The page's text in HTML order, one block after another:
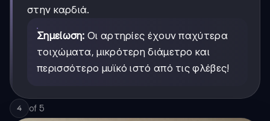
στην καρδιά.
Σημείωση: Οι αρτηρίες έχουν παχύτερα
τοιχώματα, μικρότερη διάμετρο και
περισσότερο μυϊκό ιστό από τις φλέβες!
4 of 5